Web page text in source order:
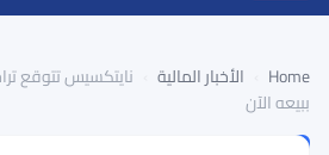
Home الأخبار المالية
نايتكسيس تتوقع
ببيعه الآن